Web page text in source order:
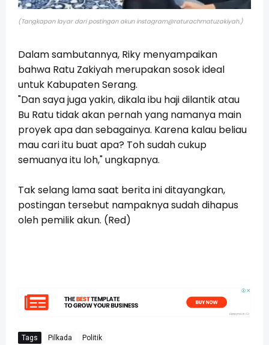
(Tangkapan layar dari postingan akun instagram@raturachmatuzakiyah.)
Dalam sambutannya, Riky menyampaikan
bahwa Ratu Zakiyah merupakan sosok ideal
untuk Kabupaten Serang.
"Dan saya juga yakin, dikala ibu haji dilantik atau
Bu Ratu tidak akan pernah yang namanya main
proyek apa dan sebagainya. Karena kalau beliau
mau cari itu buat apa? Toh sudah cukup
semuanya itu loh," ungkapnya.
Tak selang lama saat berita ini ditayangkan,
postingan tersebut nampaknya sudah dihapus
oleh pemilik akun. (Red)
Tags Pilkada Politik